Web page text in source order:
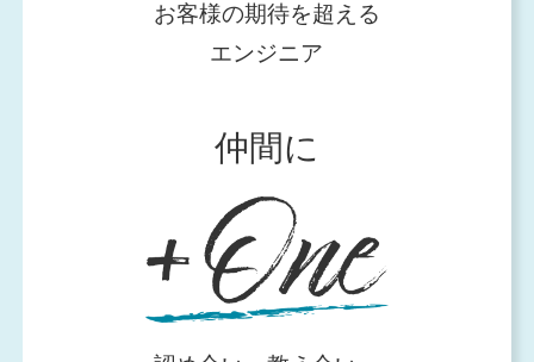
お客様の期待を超える
エンジニア
仲間に